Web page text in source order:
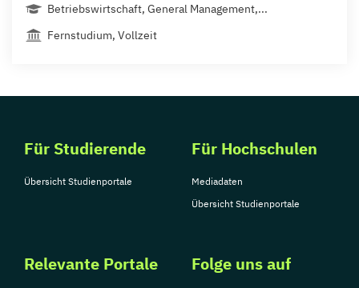
Betriebswirtschaft, General Management,...
Fernstudium, Vollzeit
Für Studierende
Übersicht Studienportale
Für Hochschulen
Mediadaten
Übersicht Studienportale
Relevante Portale Folge uns auf